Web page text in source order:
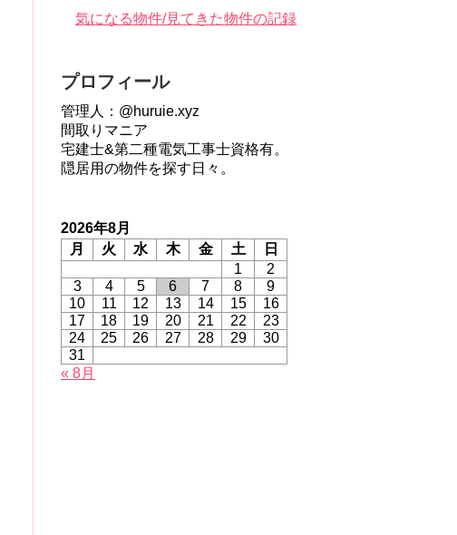
気になる物件/見てきた物件の記録
プロフィール
管理人：@huruie.xyz
間取りマニア
宅建士&第二種電気工事士資格有。
隠居用の物件を探す日々。
2026年8月
月
火 水 木 金 土
日
1
2
3
4 5 6 7 8
9
10
11 12 13 14 15
16
17
18 19 20 21 22
23
24
25 26 27 28 29
30
31
« 8月